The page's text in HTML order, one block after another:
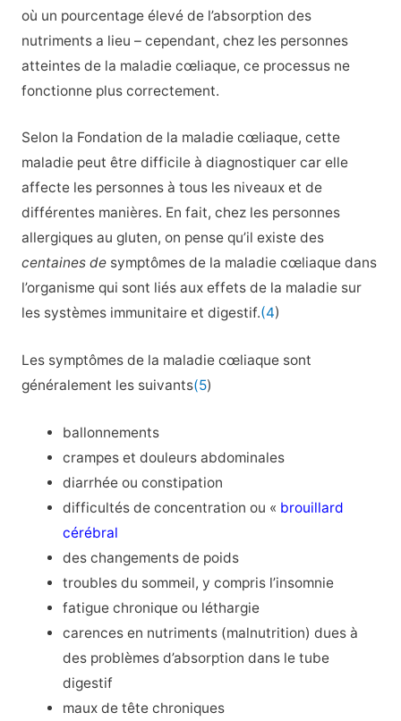
où un pourcentage élevé de l’absorption des
nutriments a lieu – cependant, chez les personnes
atteintes de la maladie cœliaque, ce processus ne
fonctionne plus correctement.
Selon la Fondation de la maladie cœliaque, cette
maladie peut être difficile à diagnostiquer car elle
affecte les personnes à tous les niveaux et de
différentes manières. En fait, chez les personnes
allergiques au gluten, on pense qu’il existe des
centaines desymptômes de la maladie cœliaque dans
l’organisme qui sont liés aux effets de la maladie sur
les systèmes immunitaire et digestif.(4)
Les symptômes de la maladie cœliaque sont
généralement les suivants(5)
ballonnements
crampes et douleurs abdominales
diarrhée ou constipation
difficultés de concentration ou « brouillard
cérébral
des changements de poids
troubles du sommeil, y compris l’insomnie
fatigue chronique ou léthargie
carences en nutriments (malnutrition) dues à
des problèmes d’absorption dans le tube
digestif
maux de tête chroniques